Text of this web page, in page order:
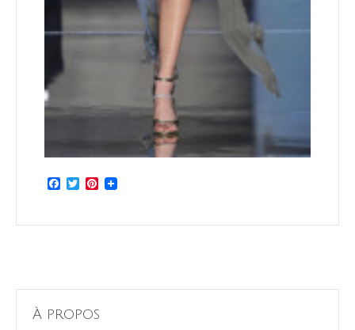
Facebook
TwitterPinterest
À propos